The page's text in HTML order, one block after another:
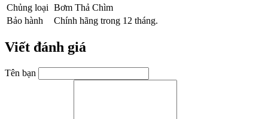
Chủng loại Bơm Thả Chìm
Bảo hành
Chính hãng trong 12 tháng.
Viết đánh giá
Tên bạn